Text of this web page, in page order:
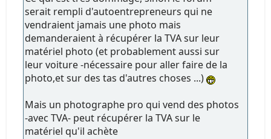
serait rempli d'autoentrepreneurs qui ne
vendraient jamais une photo mais
demanderaient à récupérer la TVA sur leur
matériel photo (et probablement aussi sur
leur voiture -nécessaire pour aller faire de la
photo,et sur des tas d'autres choses ...)
Mais un photographe pro qui vend des photos
-avec TVA- peut récupérer la TVA sur le
matériel qu'il achète